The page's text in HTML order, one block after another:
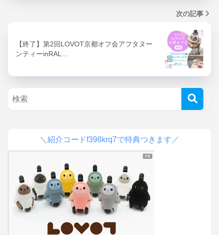
次の記事
【終了】第2回LOVOT京都オフ会アフタヌー
ンティーinRAL…
＼紹介コードf398krq7で特典つきます／